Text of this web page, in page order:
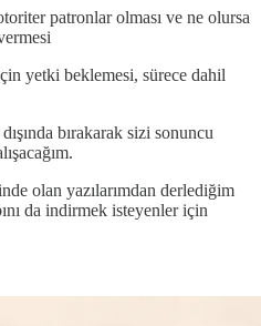
patronlar olması ve ne olursa
yetki beklemesi, sürece dahil
bırakarak sizi sonuncu
olan yazılarımdan derlediğim
da indirmek isteyenler için